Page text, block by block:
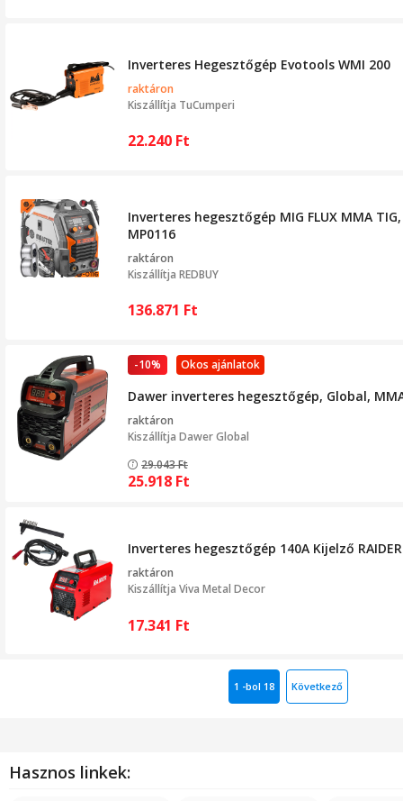
Inverteres Hegesztőgép Evotools WMI 200
raktáron
Kiszállítja TuCumperi
22.240 Ft
Inverteres hegesztőgép MIG FLUX MMA
MP0116
raktáron
Kiszállítja REDBUY
136.871 Ft
Okos ajánlatok
-10%
Dawer inverteres hegesztőgép, Global,
raktáron
Kiszállítja Dawer Global
29.043Ft
25.918 Ft
Inverteres hegesztőgép 140A Kijelző
raktáron
Kiszállítja Viva Metal Decor
17.341 Ft
1 -bol 18 Következő
Hasznos linkek: